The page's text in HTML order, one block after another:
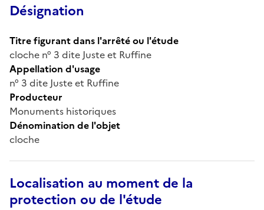
Désignation
Titre figurant dans l'arrêté ou l'étude
cloche n° 3 dite Juste et Ruffine
Appellation d'usage
n° 3 dite Juste et Ruffine
Producteur
Monuments historiques
Dénomination de l'objet
cloche
Localisation au moment de la
protection ou de l'étude